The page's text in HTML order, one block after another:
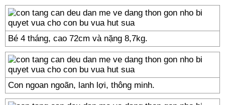
Bé 4 tháng, cao 72cm và nặng 8,7kg.
Con ngoan ngoãn, lanh lợi, thông minh.